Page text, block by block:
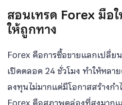
สอนเทรด Forex มือ
ให้ถูกทาง
Forex คือการซื้อขายแลกเปลี่ย
เปิดตลอด 24 ชั่วโมง ทำให้หลา
ลงทุนไม่มากแต่มีโอกาสสร้างกำ